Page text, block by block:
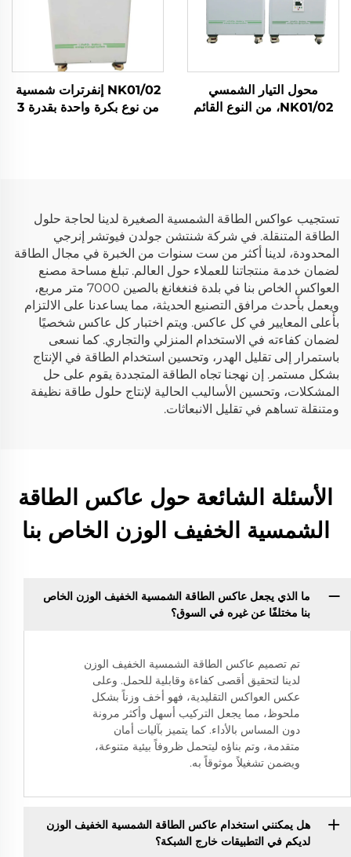
محول التيار الشمسي
NK01/02، من النوع القائم
لنظام تخزين الطاقة المنزلي
بالطاقة الشمسية
NK01/02 إنفرترات شمسية
من نوع بكرة واحدة بقدرة 3
تستجيب عواكس الطاقة الشمسية الصغيرة لدينا لحاجة حلول
الطاقة المتنقلة. في شركة شنتشن جولدن فيوتشر إنرجي
المحدودة، لدينا أكثر من ست سنوات من الخبرة في مجال الطاقة
لضمان خدمة منتجاتنا للعملاء حول العالم. تبلغ مساحة مصنع
العواكس الخاص بنا في بلدة فنغغانغ بالصين 7000 متر مربع،
ويعمل بأحدث مرافق التصنيع الحديثة، مما يساعدنا على الالتزام
بأعلى المعايير في كل عاكس. ويتم اختبار كل عاكس شخصيًا
لضمان كفاءته في الاستخدام المنزلي والتجاري. كما نسعى
باستمرار إلى تقليل الهدر، وتحسين استخدام الطاقة في الإنتاج
بشكل مستمر. إن نهجنا تجاه الطاقة المتجددة يقوم على حل
المشكلات، وتحسين الأساليب الحالية لإنتاج حلول طاقة نظيفة
ومتنقلة تساهم في تقليل الانبعاثات.
الأسئلة الشائعة حول عاكس الطاقة
الشمسية الخفيف الوزن الخاص بنا
ما الذي يجعل عاكس الطاقة الشمسية الخفيف الوزن الخاص
بنا مختلفًا عن غيره في السوق؟
تم تصميم عاكس الطاقة الشمسية الخفيف الوزن
لدينا لتحقيق أقصى كفاءة وقابلية للحمل. وعلى
عكس العواكس التقليدية، فهو أخف وزناً بشكل
ملحوظ، مما يجعل التركيب أسهل وأكثر مرونة
دون المساس بالأداء. كما يتميز بآليات أمان
متقدمة، وتم بناؤه ليتحمل ظروفاً بيئية متنوعة،
ويضمن تشغيلاً موثوقاً به.
هل يمكنني استخدام عاكس الطاقة الشمسية الخفيف الوزن
لديكم في التطبيقات خارج الشبكة؟